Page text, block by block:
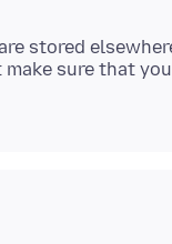
stored
sure that